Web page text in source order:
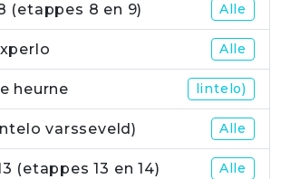
(etappes 8 en 9) Alle
Alle
heurne lintelo)
varsseveld) Alle
(etappes 13 en 14) Alle